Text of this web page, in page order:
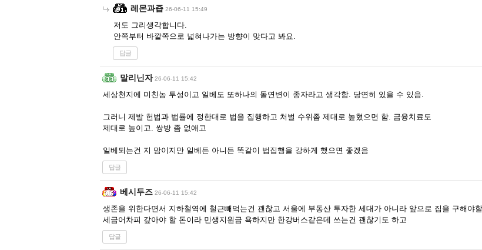
레몬과즙 26-06-11 15:49
저도 그리생각합니다.
안쪽부터 바깥쪽으로 넓혀나가는 방향이 맞다고 봐요.
답글
말리닌자 26-06-11 15:42
세상천지에 미친놈 투성이고 일베도 또하나의 돌연변이 종자라고 생각함. 당연히 있을 수 있음.
그러니 제발 헌법과 법률에 정한대로 법을 집행하고 처벌 수위좀 제대로 높혔으면 함. 금융치료도
제대로 높이고. 쌍방 좀 없애고
일베되는건 지 맘이지만 일베든 아니든 똑같이 법집행을 강하게 했으면 좋겠음
답글
베시두즈 26-06-11 15:42
생존을 위한다면서 지하철역에 철근빼먹는건 괜찮고 서울에 부동산 투자한 세대가 아니라 앞으로 집을 구해야
세금어차피 갚아야 할 돈이라 민생지원금 욕하지만 한강버스같은데 쓰는건 괜찮기도 하고
답글